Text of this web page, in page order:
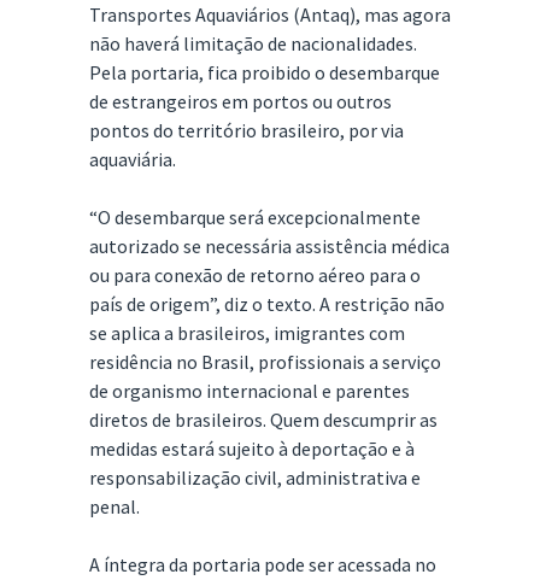
Transportes Aquaviários (Antaq), mas agora
não haverá limitação de nacionalidades.
Pela portaria, fica proibido o desembarque
de estrangeiros em portos ou outros
pontos do território brasileiro, por via
aquaviária.
“O desembarque será excepcionalmente
autorizado se necessária assistência médica
ou para conexão de retorno aéreo para o
país de origem”, diz o texto. A restrição não
se aplica a brasileiros, imigrantes com
residência no Brasil, profissionais a serviço
de organismo internacional e parentes
diretos de brasileiros. Quem descumprir as
medidas estará sujeito à deportação e à
responsabilização civil, administrativa e
penal.
A íntegra da portaria pode ser acessada no